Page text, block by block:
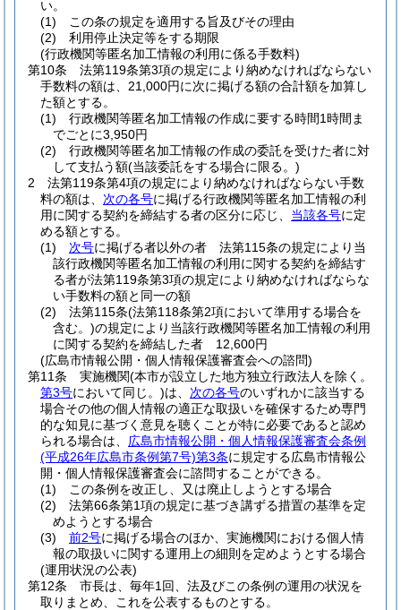
い。
(1)
この条の規定を適用する旨及びその理由
(2)
利用停止決定等をする期限
(行政機関等匿名加工情報の利用に係る手数料)
第10条
法第119条第3項の規定により納めなければならない
手数料の額は、21,000円に次に掲げる額の合計額を加算し
た額とする。
(1)
行政機関等匿名加工情報の作成に要する時間1時間ま
でごとに3,950円
(2)
行政機関等匿名加工情報の作成の委託を受けた者に対
して支払う額(当該委託をする場合に限る。)
2
法第119条第4項の規定により納めなければならない手数
料の額は、 次の各号に掲げる行政機関等匿名加工情報の利
用に関する契約を締結する者の区分に応じ、 当該各号に定
める額とする。
(1)
次号に掲げる者以外の者 法第115条の規定により当
該行政機関等匿名加工情報の利用に関する契約を締結す
る者が法第119条第3項の規定により納めなければならな
い手数料の額と同一の額
(2)
法第115条(法第118条第2項において準用する場合を
含む。)の規定により当該行政機関等匿名加工情報の利用
に関する契約を締結した者 12,600円
(広島市情報公開・個人情報保護審査会への諮問)
第11条
実施機関(本市が設立した地方独立行政法人を除く。
第3号において同じ。)は、 次の各号のいずれかに該当する
場合その他の個人情報の適正な取扱いを確保するため専門
的な知見に基づく意見を聴くことが特に必要であると認め
られる場合は、 広島市情報公開・個人情報保護審査会条例
(平成26年広島市条例第7号)第3条に規定する広島市情報公
開・個人情報保護審査会に諮問することができる。
(1)
この条例を改正し、又は廃止しようとする場合
(2)
法第66条第1項の規定に基づき講ずる措置の基準を定
めようとする場合
(3)
前2号に掲げる場合のほか、実施機関における個人情
報の取扱いに関する運用上の細則を定めようとする場合
(運用状況の公表)
第12条
市長は、毎年1回、法及びこの条例の運用の状況を
取りまとめ、これを公表するものとする。